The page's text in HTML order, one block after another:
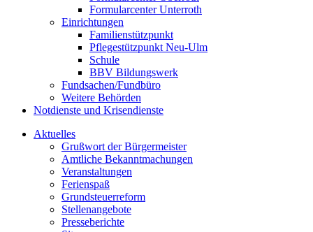
Formularcenter Unterroth
Einrichtungen
Familienstützpunkt
Pflegestützpunkt Neu-Ulm
Schule
BBV Bildungswerk
Fundsachen/Fundbüro
Weitere Behörden
Notdienste und Krisendienste
Aktuelles
Grußwort der Bürgermeister
Amtliche Bekanntmachungen
Veranstaltungen
Ferienspaß
Grundsteuerreform
Stellenangebote
Presseberichte